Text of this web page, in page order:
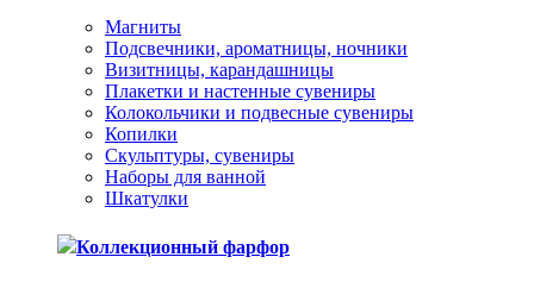
Магниты
Подсвечники, ароматницы, ночники
Визитницы, карандашницы
Плакетки и настенные сувениры
Колокольчики и подвесные сувениры
Копилки
Скульптуры, сувениры
Наборы для ванной
Шкатулки
Коллекционный фарфор